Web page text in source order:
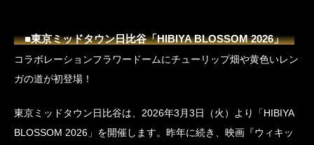
■東京ミッドタウン日比谷「HIBIYA BLOSSOM 2026」
コラボレーションフラワードームにチューリップ畑や黄色いレン
ガの道が初登場！
東京ミッドタウン日比谷は、2026年3月3日（火）より「HIBIYA
BLOSSOM 2026」を開催します。昨年に続き、映画『ウィキッ